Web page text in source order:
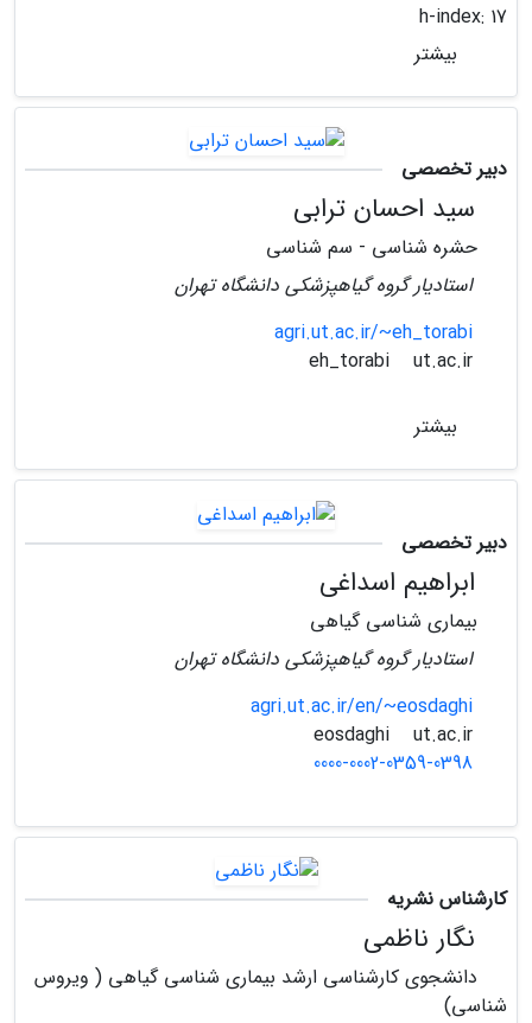
h-index: 17
بیشتر
دبیر تخصصی
سید احسان ترابی
حشره شناسی - سم شناسی
استادیار گروه گیاهپزشکی دانشگاه تهران
agri.ut.ac.ir/~eh_torabi
ut.ac.ir
بیشتر
دبیر تخصصی
ابراهیم اسداغی
بیماری شناسی گیاهی
استادیار گروه گیاهپزشکی دانشگاه تهران
agri.ut.ac.ir/en/~eosdaghi
ut.ac.ir
0000-0002-0359-0398
کارشناس نشریه
نگار ناظمی
دانشجوی کارشناسی ارشد بیماری شناسی گیاهی ( ویروس
شناسی)